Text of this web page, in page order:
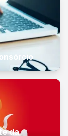
da